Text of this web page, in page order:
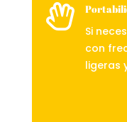

Si
con
ligeras